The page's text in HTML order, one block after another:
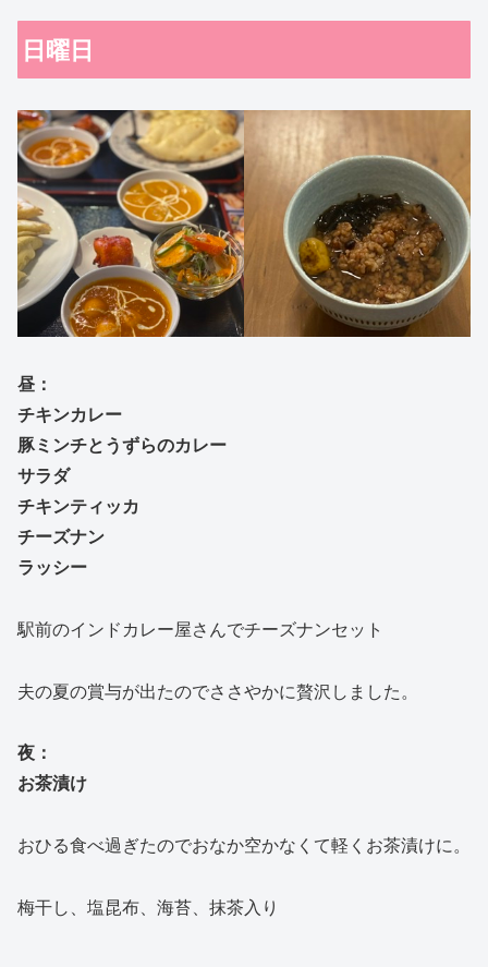
日曜日
昼：
チキンカレー
豚ミンチとうずらのカレー
サラダ
チキンティッカ
チーズナン
ラッシー
駅前のインドカレー屋さんでチーズナンセット
夫の夏の賞与が出たのでささやかに贅沢しました。
夜：
お茶漬け
おひる食べ過ぎたのでおなか空かなくて軽くお茶漬けに。
梅干し、塩昆布、海苔、抹茶入り